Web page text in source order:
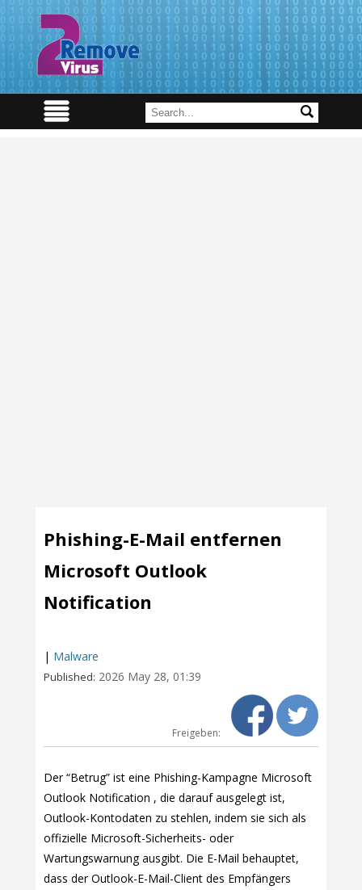
Phishing-E-Mail entfernen
Microsoft Outlook
Notification
| Malware
Published: 2026 May 28, 01:39
Freigeben:
Der “Betrug” ist eine Phishing-Kampagne Microsoft
Outlook Notification , die darauf ausgelegt ist,
Outlook-Kontodaten zu stehlen, indem sie sich als
offizielle Microsoft-Sicherheits- oder
Wartungswarnung ausgibt. Die E-Mail behauptet,
dass der Outlook-E-Mail-Client des Empfängers